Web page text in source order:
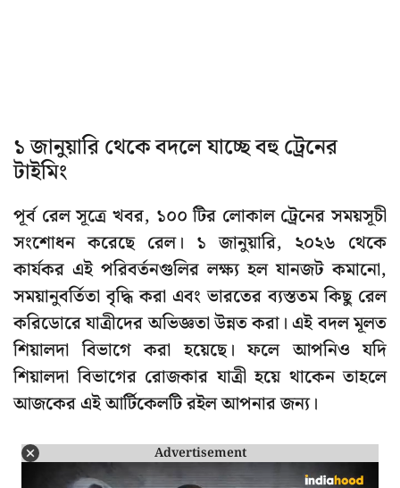
১ জানুয়ারি থেকে বদলে যাচ্ছে বহু ট্রেনের
টাইমিং
পূর্ব রেল সূত্রে খবর, ১০০ টির লোকাল ট্রেনের সময়সূচী
সংশোধন করেছে রেল। ১ জানুয়ারি, ২০২৬ থেকে
কার্যকর এই পরিবর্তনগুলির লক্ষ্য হল যানজট কমানো,
সময়ানুবর্তিতা বৃদ্ধি করা এবং ভারতের ব্যস্ততম কিছু রেল
করিডোরে যাত্রীদের অভিজ্ঞতা উন্নত করা। এই বদল মূলত
শিয়ালদা বিভাগে করা হয়েছে। ফলে আপনিও যদি
শিয়ালদা বিভাগের রোজকার যাত্রী হয়ে থাকেন তাহলে
আজকের এই আর্টিকেলটি রইল আপনার জন্য।
Advertisement